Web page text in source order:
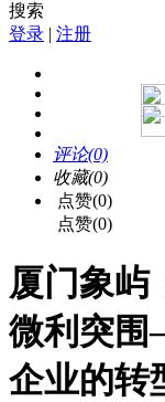
搜索
登录 | 注册
评论(0)
收藏(0)
点赞(0)
点赞(0)
厦门象屿
微利突
企业的转